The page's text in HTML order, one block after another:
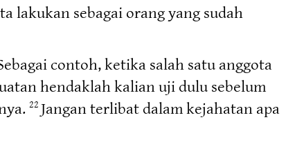
lakukan sebagai orang yang sudah
contoh, ketika salah satu anggota
hendaklah kalian uji dulu sebelum
22 Jangan terlibat dalam kejahatan apa